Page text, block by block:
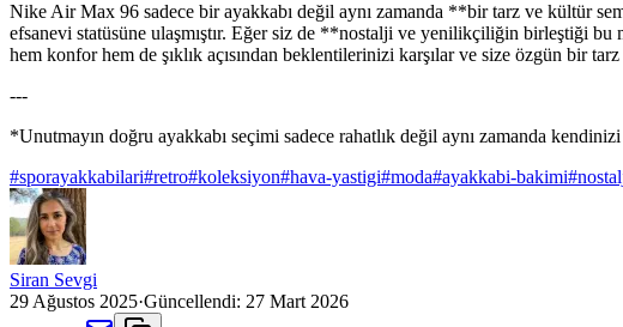
Nike Air Max 96 sadece bir ayakkabı değil aynı zamanda **bir tarz ve kültür
efsanevi statüsüne ulaşmıştır. Eğer siz de **nostalji ve yenilikçiliğin birleştiği
hem konfor hem de şıklık açısından beklentilerinizi karşılar ve size özgün bir tarz
---
*Unutmayın doğru ayakkabı seçimi sadece rahatlık değil aynı zamanda
#sporayakkabilari#retro#koleksiyon#hava-yastigi#moda#ayakkabi-bakimi#
Siran Sevgi
29 Ağustos 2025·Güncellendi: 27 Mart 2026